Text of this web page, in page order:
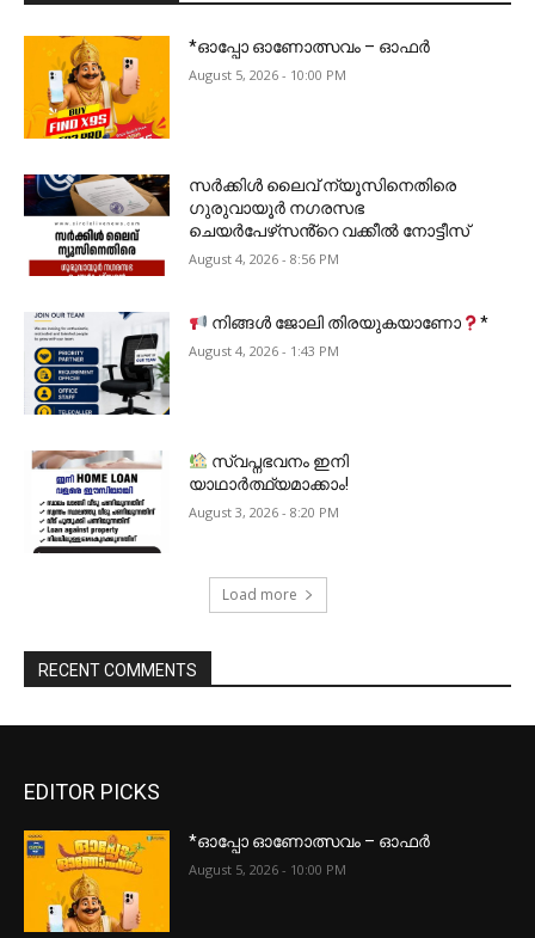
*ഓപ്പോ ഓണോത്സവം – ഓഫർ
August 5, 2026 - 10:00 PM
സർക്കിൾ ലൈവ് ന്യൂസിനെതിരെ
ഗുരുവായൂർ നഗരസഭ
ചെയർപേഴ്‌സൻ്റെ വക്കീൽ നോട്ടീസ്
August 4, 2026 - 8:56 PM
നിങ്ങൾ ജോലി തിരയുകയാണോ *
August 4, 2026 - 1:43 PM
സ്വപ്നഭവനം ഇനി
യാഥാർത്ഥ്യമാക്കാം!
August 3, 2026 - 8:20 PM
Load more
RECENT COMMENTS
EDITOR PICKS
*ഓപ്പോ ഓണോത്സവം – ഓഫർ
August 5, 2026 - 10:00 PM